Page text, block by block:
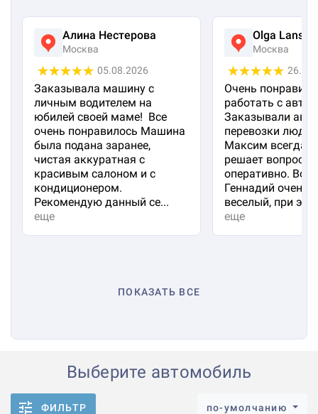
Алина Нестерова
Москва
05.08.2026
Заказывала машину с
личным водителем на
юбилей своей маме! Все
очень понравилось Машина
была подана заранее,
чистая аккуратная с
красивым салоном и с
кондиционером.
Рекомендую данный се...
еще
Olga
Москва
Очень
работать с авто
Заказывали
перевозки
Максим всегда
решает вопросы
оперативно.
Геннадий очень
веселый, при эт...
еще
ПОКАЗАТЬ ВСЕ
Выберите автомобиль
ФИЛЬТР по-умолчанию